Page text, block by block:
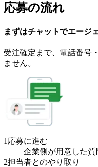
応募の流れ
まずはチャットでエージ
受注確定まで、 電話番号
ません。
1 応募に進む
企業側が用意した質
2担当者とのやり取り